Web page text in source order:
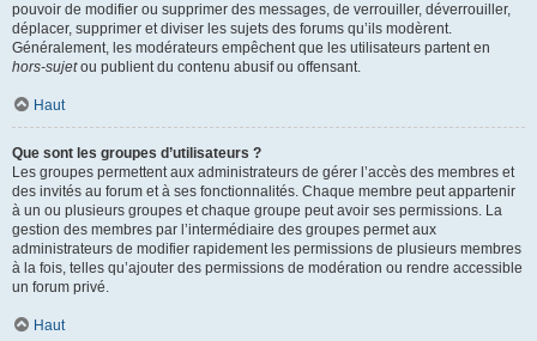
pouvoir de modifier ou supprimer des messages, de verrouiller, déverrouiller,
déplacer, supprimer et diviser les sujets des forums qu’ils modèrent.
Généralement, les modérateurs empêchent que les utilisateurs partent en
hors-sujetou publient du contenu abusif ou offensant.
Haut
Que sont les groupes d’utilisateurs ?
Les groupes permettent aux administrateurs de gérer l’accès des membres et
des invités au forum et à ses fonctionnalités. Chaque membre peut appartenir
à un ou plusieurs groupes et chaque groupe peut avoir ses permissions. La
gestion des membres par l’intermédiaire des groupes permet aux
administrateurs de modifier rapidement les permissions de plusieurs membres
à la fois, telles qu’ajouter des permissions de modération ou rendre accessible
un forum privé.
Haut